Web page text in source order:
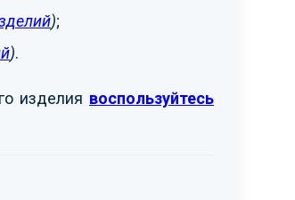
);
).
изделия воспользуйтесь